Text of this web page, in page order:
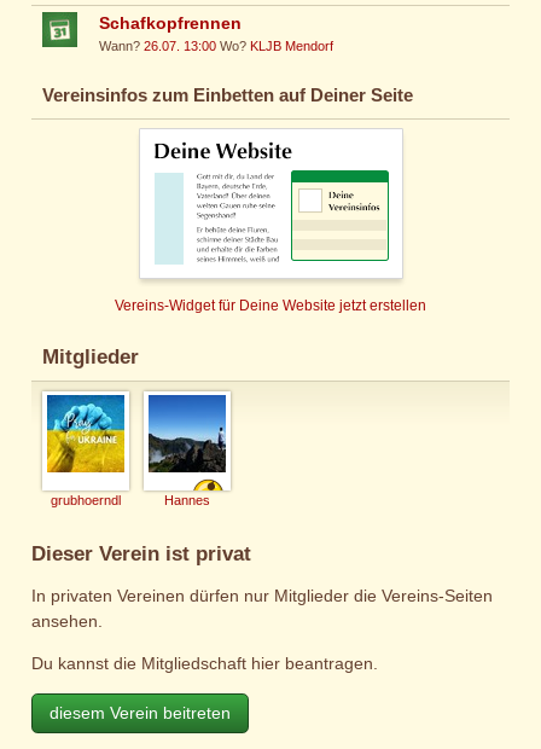
Schafkopfrennen
Wann?26.07. 13:00 Wo? KLJB Mendorf
Vereinsinfos zum Einbetten auf Deiner Seite
Vereins-Widget für Deine Website jetzt erstellen
Mitglieder
grubhoerndl Hannes
Dieser Verein ist privat
In privaten Vereinen dürfen nur Mitglieder die Vereins-Seiten
ansehen.
Du kannst die Mitgliedschaft hier beantragen.
diesem Verein beitreten